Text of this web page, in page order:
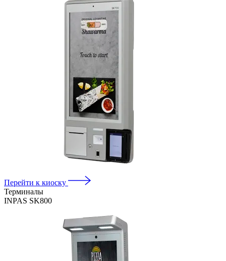
Перейти к киоску
Терминалы
INPAS SK800